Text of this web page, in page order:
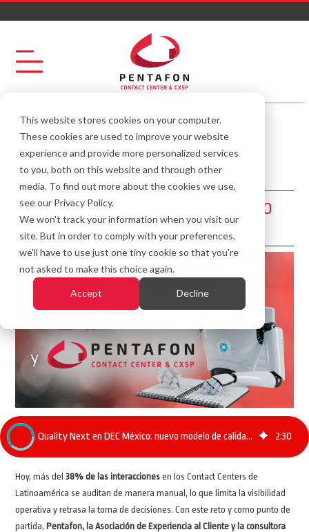
This website stores cookies on your computer.
These cookies are used to improve your website
experience and provide more personalized services
to you, both on this website and through other
media. To find out more about the cookies we use,
see our Privacy Policy.
We won't track your information when you visit our
site. But in order to comply with your preferences,
we'll have to use just one tiny cookie so that you're
not asked to make this choice again.
Accept Decline
NOTICIAS
QUALITY NEXT EN DEC MÉXICO: NUEVO
MODELO DE CALIDAD CON IA
Quality Next en DEC México: nuevo modelo de calidad con IA 2:30
Hoy, más del38% de las interacciones en los Contact Centers de
Latinoamérica se auditan de manera manual, lo que limita la visibilidad
operativa y retrasa la toma de decisiones. Con este reto y como punto de
partida,Pentafon, la Asociación de Experiencia al Cliente y la consultora